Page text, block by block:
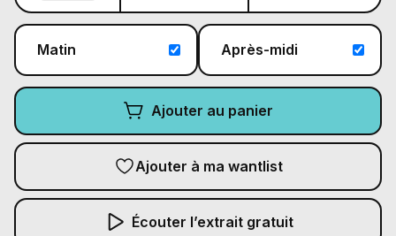
Matin Après-midi
Ajouter au panier
Ajouter à ma wantlist
Écouter l’extrait gratuit